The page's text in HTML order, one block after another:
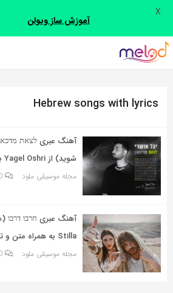
اشتراک
با
از
زیر
می‌توانید
این
صفحه
با
دوستان
خود
به
Hebrew songs with lyrics
آهنگ عبری לצאת
شوید) از Yagel Oshri به همراه متن و ترجمه مجزا
مجله موسیقی ملود 0
Stilla به همراه متن و ترجمه مجزا
مجله موسیقی ملود 0
آموزش ساز ویولن
X